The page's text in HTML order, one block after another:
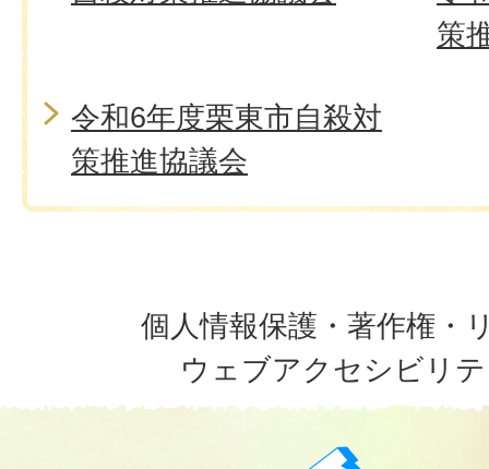
策
令和6年度栗東市自殺対
策推進協議会
個人情報保護・著作権・
ウェブアクセシビリ